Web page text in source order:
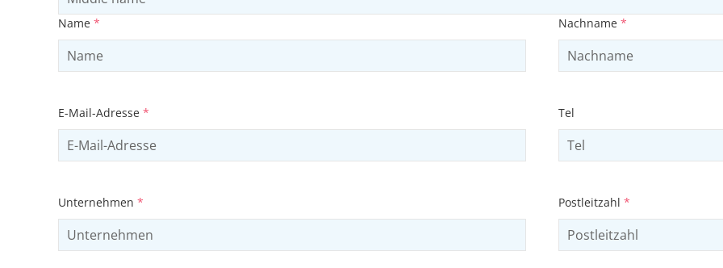
Name * Nachname *
E-Mail-Adresse * Tel
Unternehmen * Postleitzahl *